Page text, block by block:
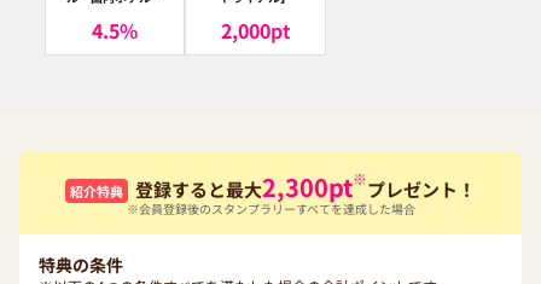
ア）
4.5% 2,000pt
紹介特典 登録すると最大2,300pt※プレゼント！
※会員登録後のスタンプラリーすべてを達成した場合
特典の条件